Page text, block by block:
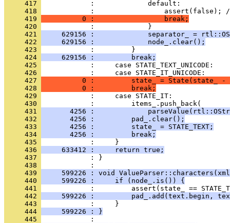
     417
     418
     419
          0 :                 break;
     420
     421
629156 :             separator_ =
     422
     629156 :             node_.clear();
     423
     424
     629156 :         break;
     425
     426
     427
0 :         state_ = State(state_ -
     428
          0 :         break;
     429
     430
     431
4256 :
     432
       4256 :         pad_.clear();
     433
       4256 :         state_ = STATE_TEXT;
     434
       4256 :         break;
     435
     436
     633412 :     return true;
     437
            : }
     438
     439
599226 : void
     440
     599226 :     if (node_.is()) {
     441
     442
599226 :         pad_.add(text.begin,
     443
     444
     599226 : }
     445